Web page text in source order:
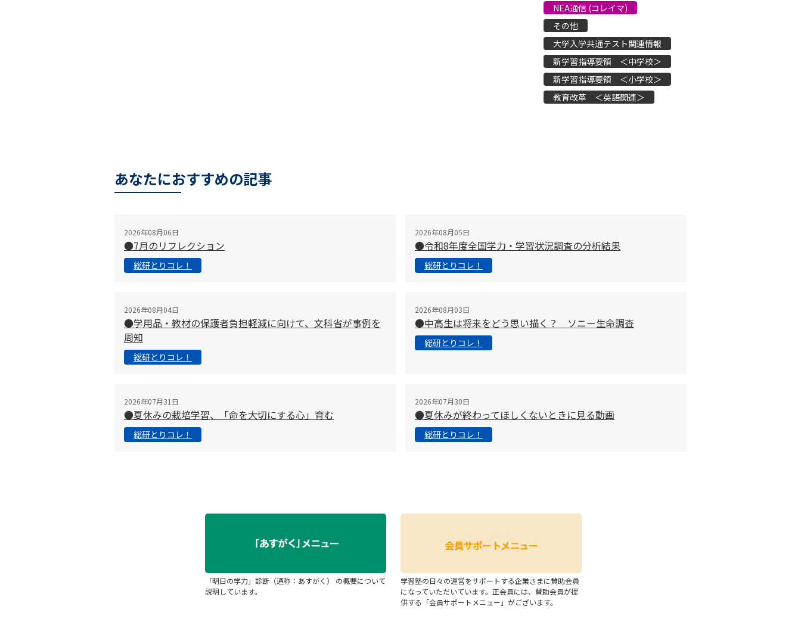
NEA通信 (コレイマ)
その他
大学入学共通テスト関連情報
新学習指導要領 ＜中学校＞
新学習指導要領 ＜小学校＞
教育改革 ＜英語関連＞
あなたにおすすめの記事
2026年08月06日
●7月のリフレクション
総研とりコレ！
2026年08月05日
●令和8年度全国学力・学習状況調査の分析結果
総研とりコレ！
2026年08月04日
●学用品・教材の保護者負担軽減に向けて、文科省が事例を
周知
総研とりコレ！
2026年08月03日
●中高生は将来をどう思い描く？ ソニー生命調査
総研とりコレ！
2026年07月31日
●夏休みの栽培学習、「命を大切にする心」育む
総研とりコレ！
2026年07月30日
●夏休みが終わってほしくないときに見る動画
総研とりコレ！
「明日の学力」診断（通称：あすがく） の概要について
説明しています。
学習塾の日々の運営をサポートする企業さまに賛助会員
になっていただいています。正会員には、賛助会員が提
供する「会員サポートメニュー」がございます。